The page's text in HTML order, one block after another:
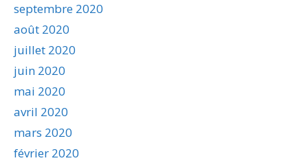
septembre 2020
août 2020
juillet 2020
juin 2020
mai 2020
avril 2020
mars 2020
février 2020